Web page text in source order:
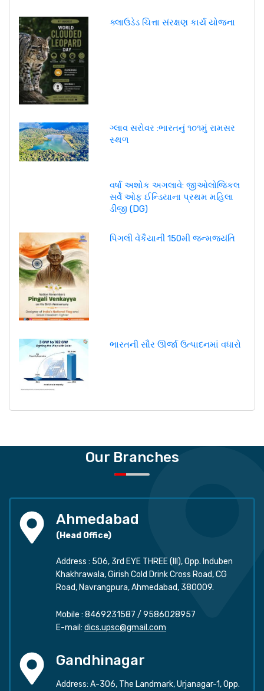
ક્લાઉડેડ ચિત્તા સંરક્ષણ કાર્ય યોજના
ગ્લાવ સરોવર :ભારતનું ૧૦૧મું રામસર
સ્થળ
વર્ષા અશોક અગલાવે: જીઓલોજિકલ
સર્વે ઓફ ઈન્ડિયાના પ્રથમ મહિલા
ડીજી (DG)
પિંગલી વેંકૈયાની 150મી જન્મજયંતિ
ભારતની સૌર ઊર્જા ઉત્પાદનમાં વધારો
Our Branches
Ahmedabad
(Head Office)
Address : 506, 3rd EYE THREE (III), Opp. Induben
Khakhrawala, Girish Cold Drink Cross Road, CG
Road, Navrangpura, Ahmedabad, 380009.
Mobile : 8469231587 / 9586028957
E-mail: dics.upsc@gmail.com
Gandhinagar
Address: A-306, The Landmark, Urjanagar-1, Opp.